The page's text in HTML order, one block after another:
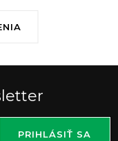
PRIHLÁSIŤ SA